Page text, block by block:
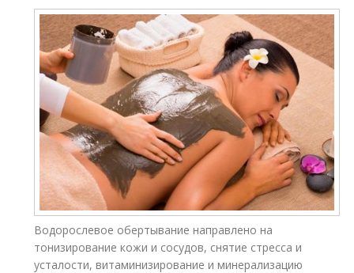
Водорослевое обертывание направлено на
тонизирование кожи и сосудов, снятие стресса и
усталости, витаминизирование и минерализацию